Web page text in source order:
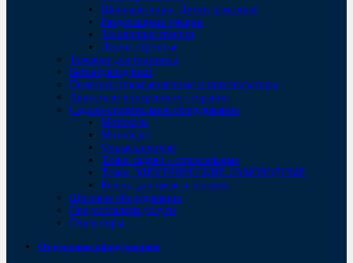
Швонарезчики. Диски алмазные
Раздельщики трещин
Заливщики трещин
Диски отрезные
Тележки для топпинга
Бетоноукладчики
Пылесосы промышленные и пресепараторы
Двигатели внутреннего сгорания
Садово-строительное оборудование
Мотокосы
Мотобуры
Опрыскиватели
Тачки садово - строительные
Тачки ЭЛЕКТРИЧЕСКИЕ САМОХОДНЫЕ
Колеса для тачек и тележек
Щитовое оборудование
Предоставляем услуги
Генераторы
Отделочное оборудование